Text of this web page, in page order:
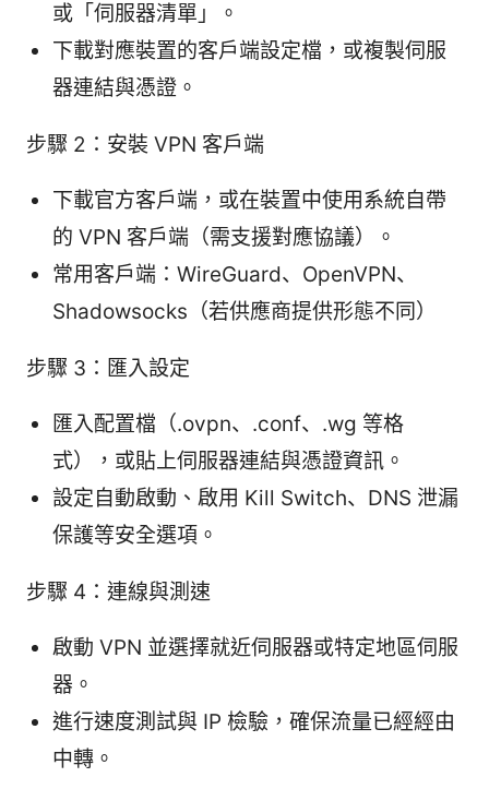
或「伺服器清單」。
下載對應裝置的客戶端設定檔，或複製伺服
器連結與憑證。
步驟 2：安裝 VPN 客戶端
下載官方客戶端，或在裝置中使用系統自帶
的 VPN 客戶端（需支援對應協議）。
常用客戶端：WireGuard、OpenVPN、
Shadowsocks（若供應商提供形態不同）
步驟 3：匯入設定
匯入配置檔（.ovpn、.conf、.wg 等格
式），或貼上伺服器連結與憑證資訊。
設定自動啟動、啟用 Kill Switch、DNS 泄漏
保護等安全選項。
步驟 4：連線與測速
啟動 VPN 並選擇就近伺服器或特定地區伺服
器。
進行速度測試與 IP 檢驗，確保流量已經經由
中轉。